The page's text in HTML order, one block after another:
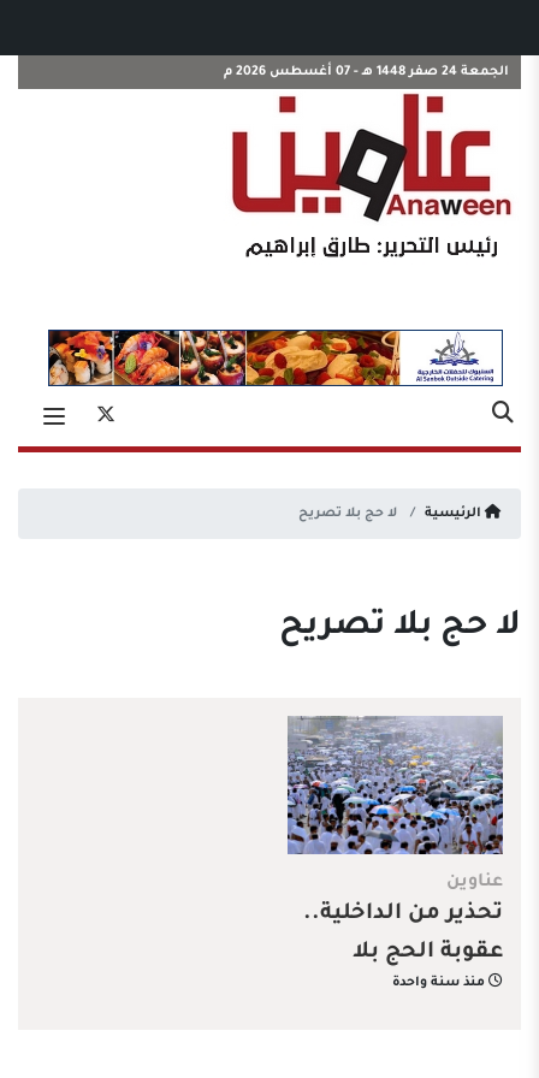
الجمعة 24 صفر 1448 هـ - 07 أغسطس 2026 م
الرئيسية لا حج بلا تصريح
لا حج بلا تصريح
عناوين
تحذير من الداخلية..
عقوبة الحج بلا
منذ سنة واحدة